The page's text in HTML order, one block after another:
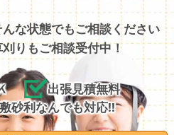
な状態でもご相談ください
りもご相談受付中！
出張見積無料
砂利なんでも対応!!